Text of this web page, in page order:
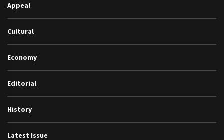
Appeal
Cultural
Economy
Editorial
History
Latest Issue